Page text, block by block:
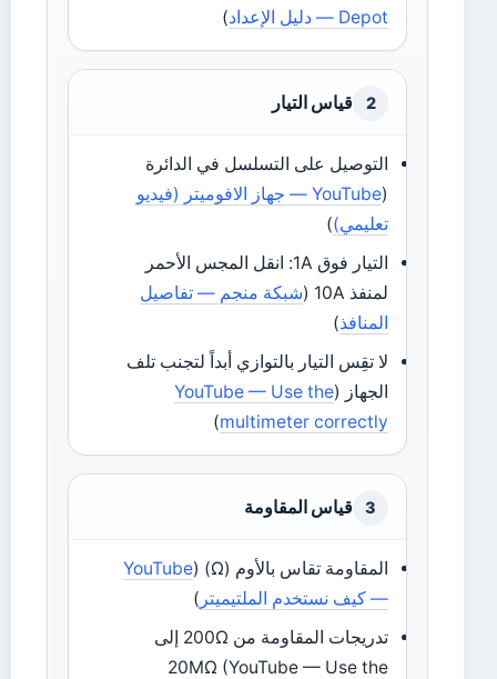
Depot — دليل الإعداد
)
2 قياس التيار
التوصيل على التسلسل في الدائرة
(
YouTube — جهاز الافوميتر (فيديو
تعليمي))
التيار فوق 1A: انقل المجس الأحمر
لمنفذ 10A (
شبكة منجم — تفاصيل
المنافذ)
لا تقِس التيار بالتوازي أبداً لتجنب تلف
الجهاز (YouTube — Use the
multimeter correctly
)
3 قياس المقاومة
المقاومة تقاس بالأوم (Ω) (
YouTube
— كيف نستخدم الملتيميتر )
تدريجات المقاومة من 200Ω إلى
20MΩ (YouTube — Use the